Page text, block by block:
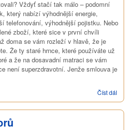
Vždyť stačí tak málo – podomní
který nabízí výhodnější energie,
telefonování, výhodnější pojistku. Nebo
zboží, které sice v první chvíli
doma se vám rozleží v hlavě, že je
Že ty staré hrnce, které používáte už
a že na dosavadní matraci se vám
není superzdravotní. Jenže smlouva je
Číst dál